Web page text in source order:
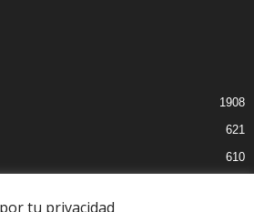
1908
621
610
tu privacidad